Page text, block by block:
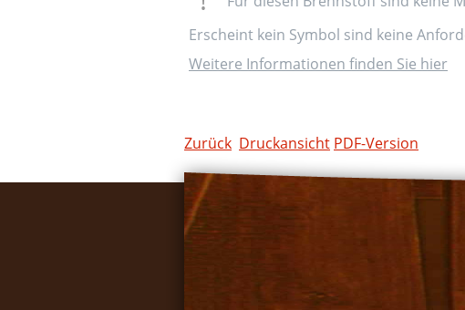
Erscheint kein Symbol sind keine
Weitere Informationen finden Sie hier
Zurück Druckansicht PDF-Version